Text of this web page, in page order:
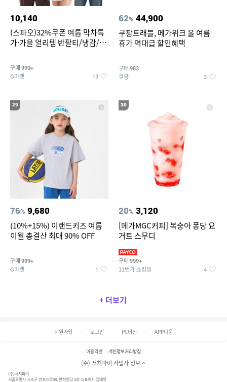
10,140
(스파오)32%쿠폰 여름 막차특
가·가을 얼리템 반팔티/냉감/반
건 외 ~74%OFF
구매 999+
G마켓 13
62% 44,900
쿠팡트래블, 메가위크 올 여름
휴가 역대급 할인혜택
구매 983
쿠팡 3
29
76% 9,680
(10%+15%) 이랜드키즈 여름
이월 총결산 최대 90% OFF
구매 999+
G마켓 1
30
20% 3,120
[메가MGC커피] 복숭아 퐁당 요
거트 스무디
구매 999+
11번가 쇼킹딜 4
+ 더보기
회원가입 로그인 PC버전 APP다운
이용약관 개인정보처리방침
(주) 서치파이 사업자 정보
(주)서치파이
서울특별시 서초구 반포대로88, 반석빌딩 5층 대표이사 김태묵